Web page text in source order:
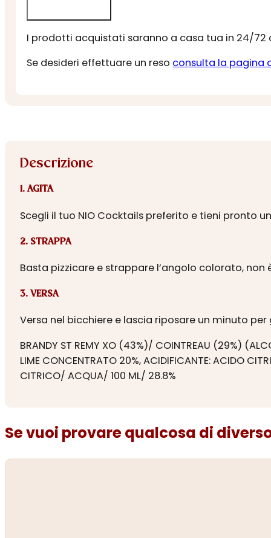
I prodotti acquistati saranno a casa tua in 24/72
Se desideri effettuare un reso consulta la pagina
Descrizione
1. AGITA
Scegli il tuo NIO Cocktails preferito e tieni pronto
2. STRAPPA
Basta pizzicare e strappare l’angolo colorato,
3. VERSA
Versa nel bicchiere e lascia riposare un minuto
BRANDY ST REMY XO (43%)/ COINTREAU (29%)
LIME CONCENTRATO 20%, ACIDIFICANTE: ACIDO
CITRICO/ ACQUA/ 100 ML/ 28.8%
Se vuoi provare qualcosa di